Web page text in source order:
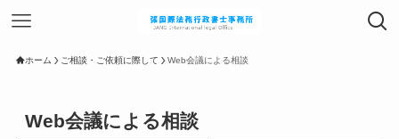
ホーム ご相談・ご依頼に際して Web会議による相談
Web会議による相談